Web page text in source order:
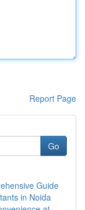
Report Page
Go
Guide
in Noida